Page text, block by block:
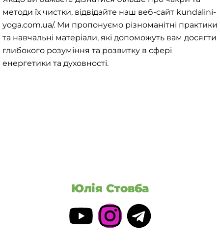
методи їх чистки, відвідайте наш веб-сайт kundalini-
yoga.com.ua/. Ми пропонуємо різноманітні практики
та навчальні матеріали, які допоможуть вам досягти
глибокого розуміння та розвитку в сфері
енергетики та духовності.
Юлія Стовба